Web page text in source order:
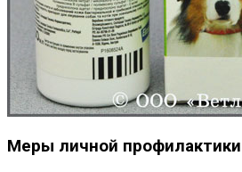
Меры личной профилактики